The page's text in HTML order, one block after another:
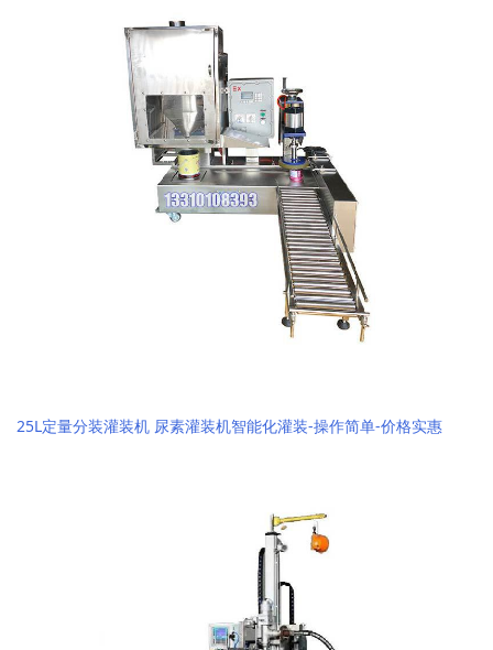
25L定量分装灌装机 尿素灌装机智能化灌装-操作简单-价格实惠